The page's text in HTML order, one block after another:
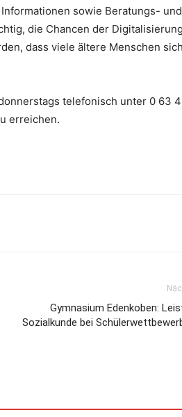
sowie Beratungs- und
die Chancen der
dass viele ältere Menschen
telefonisch unter 0 63
erreichen.
Gymnasium Edenkoben:
Sozialkunde bei